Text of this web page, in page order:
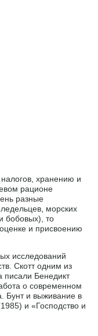
хранению и
рационе
разные
морских
бобовых), то
и присвоению
исследований
Скотт одним из
писали Бенедикт
о современном
Бунт и выживание в
и «Господство и